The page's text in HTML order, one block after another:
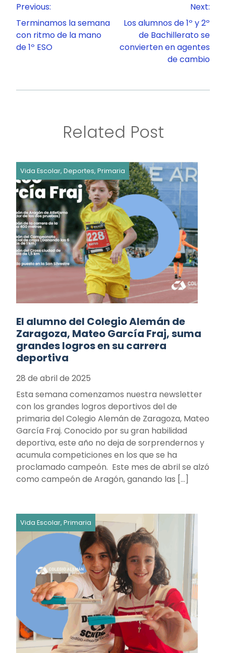
Navegación
de
entradas
Previous:
Terminamos la semana
con ritmo de la mano
de 1º ESO
Next:
Los alumnos de 1º y 2º
de Bachillerato se
convierten en agentes
de cambio
Related Post
Vida Escolar, Deportes, Primaria
El alumno del Colegio Alemán de
Zaragoza, Mateo García Fraj, suma
grandes logros en su carrera
deportiva
28 de abril de 2025
Esta semana comenzamos nuestra newsletter
con los grandes logros deportivos del de
primaria del Colegio Alemán de Zaragoza, Mateo
García Fraj. Conocido por su gran habilidad
deportiva, este año no deja de sorprendernos y
acumula competiciones en los que se ha
proclamado campeón. Este mes de abril se alzó
como campeón de Aragón, ganando las […]
Vida Escolar, Primaria